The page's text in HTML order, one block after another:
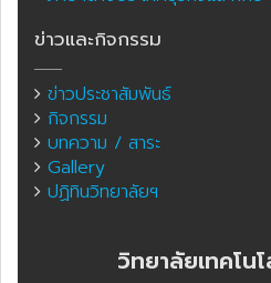
ข่าวและกิจกรรม
ข่าวประชาสัมพันธ์
กิจกรรม
บทความ / สาระ
Gallery
ปฏิทินวิทยาลัยฯ
วิทยาลัยเทคโน